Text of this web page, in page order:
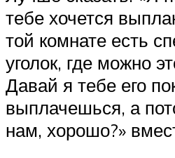
тебе хочется
той комнате есть
уголок, где можно
Давай я тебе его
выплачешься, а
нам, хорошо?»